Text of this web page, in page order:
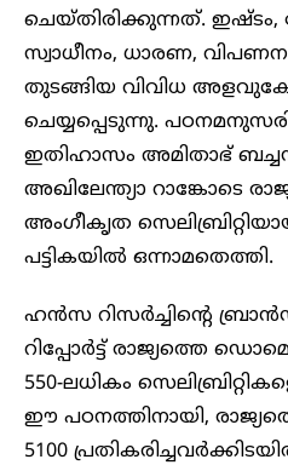
ചെയ്തിരിക്കുന്നത്.
സ്വാധീനം, ധാരണ, വിപണന
തുടങ്ങിയ വിവിധ
ചെയ്യപ്പെടുന്നു.
ഇതിഹാസം അമിതാഭ്
അഖിലേന്ത്യാ റാങ്കോടെ
അംഗീകൃത
പട്ടികയിൽ ഒന്നാമതെത്തി.
ഹൻസ റിസർച്ചിന്റെ
റിപ്പോർട്ട് രാജ്യത്തെ
550-ലധികം
ഈ പഠനത്തിനായി,
5100